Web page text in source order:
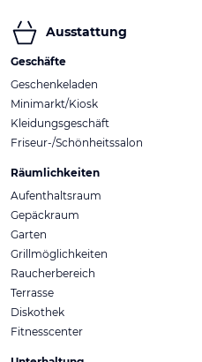
Ausstattung
Geschäfte
Geschenkeladen
Minimarkt/Kiosk
Kleidungsgeschäft
Friseur-/Schönheitssalon
Räumlichkeiten
Aufenthaltsraum
Gepäckraum
Garten
Grillmöglichkeiten
Raucherbereich
Terrasse
Diskothek
Fitnesscenter